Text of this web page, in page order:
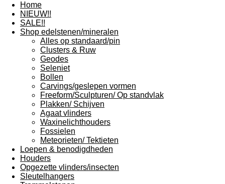
Home
NIEUW!!
SALE!!
Shop edelstenen/mineralen
Alles op standaard/pin
Clusters & Ruw
Geodes
Seleniet
Bollen
Carvings/geslepen vormen
Freeform/Sculpturen/ Op standvlak
Plakken/ Schijven
Agaat vlinders
Waxinelichthouders
Fossielen
Meteorieten/ Tektieten
Loepen & benodigdheden
Houders
Opgezette vlinders/insecten
Sleutelhangers